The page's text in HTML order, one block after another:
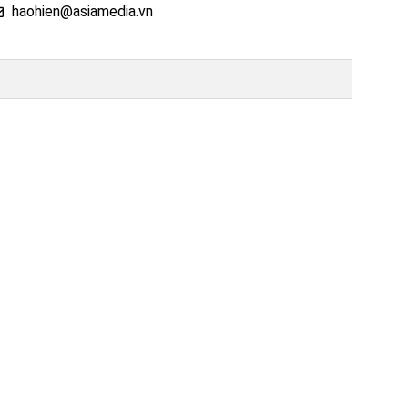
haohien@asiamedia.vn